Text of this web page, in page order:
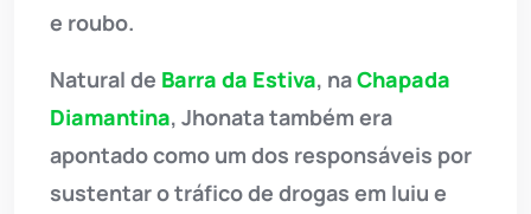
e roubo.
Natural de Barra da Estiva, naChapada
Diamantina, Jhonata também era
apontado como um dos responsáveis por
sustentar o tráfico de drogas em Iuiu e